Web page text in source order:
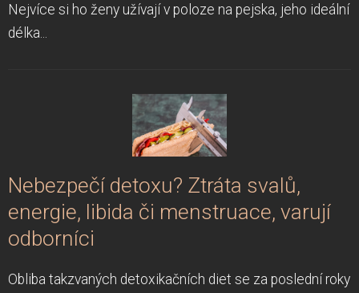
Nejvíce si ho ženy užívají v poloze na pejska, jeho ideální
délka...
Nebezpečí detoxu? Ztráta svalů,
energie, libida či menstruace, varují
odborníci
Obliba takzvaných detoxikačních diet se za poslední roky